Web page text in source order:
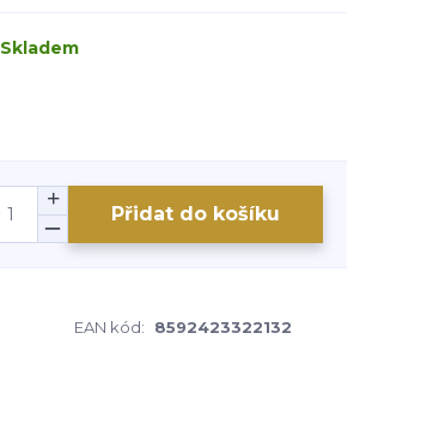
Skladem
Přidat do košíku
EAN kód:
8592423322132